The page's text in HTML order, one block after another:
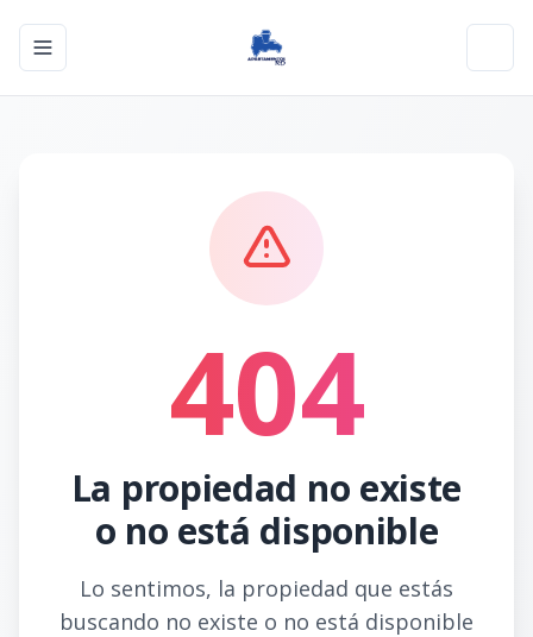
Toggle navigation menu
404
La propiedad no existe
o no está disponible
Lo sentimos, la propiedad que estás
buscando no existe o no está disponible